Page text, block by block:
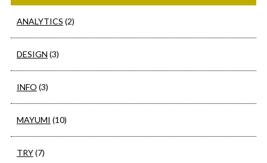
ANALYTICS (2)
DESIGN (3)
INFO (3)
MAYUMI (10)
TRY(7)